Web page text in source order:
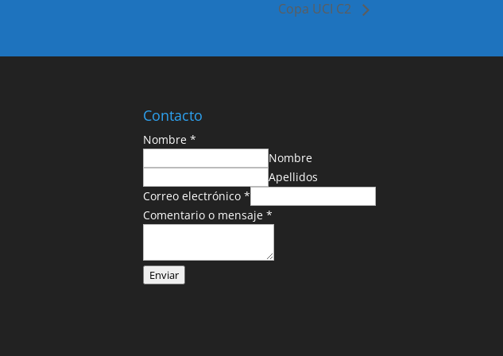
Copa UCI C2
Contacto
Nombre *
Nombre
Apellidos
Correo electrónico *
Comentario o mensaje *
Enviar